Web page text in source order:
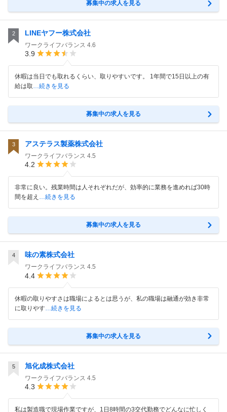
募集中の求人を見る
2 LINEヤフー株式会社
ワークライフバランス 4.6
3.9
休暇は当日でも取れるくらい、取りやすいです。 1年間で15日以上の有
給は取…続きを見る
募集中の求人を見る
3 アステラス製薬株式会社
ワークライフバランス 4.5
4.2
非常に良い。残業時間は人それぞれだが、効率的に業務を進めれば30時
間を超え …続きを見る
募集中の求人を見る
4 味の素株式会社
ワークライフバランス 4.5
4.4
休暇の取りやすさは職場によるとは思うが、私の職場は融通が効き非常
に取りやす …続きを見る
募集中の求人を見る
5 旭化成株式会社
ワークライフバランス 4.5
4.3
私は製造職で現場作業ですが、1日8時間の3交代勤務でどんなに忙しく